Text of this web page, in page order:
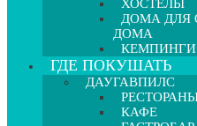
ХОСТЕЛЫ
ДОМА ДЛЯ
ДОМА
КЕМПИНГИ
ГДЕ ПОКУШАТЬ
ДАУГАВПИЛС
КАФЕ